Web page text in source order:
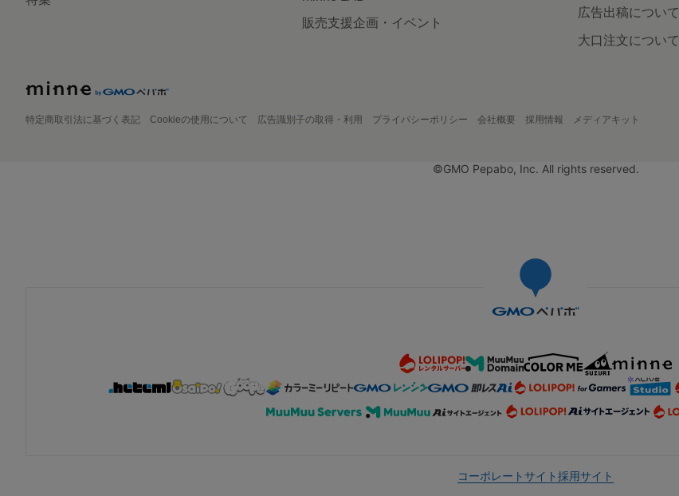
販売支援企画・イベント
広告出稿について
大口注文について
特定商取引法に基づく表記 Cookieの使用について 広告識別子の取得・利用 プライバシーポリシー 会社概要 採用情報 メディアキット
©GMO Pepabo, Inc. All rights reserved.
コーポレートサイト採用サイト